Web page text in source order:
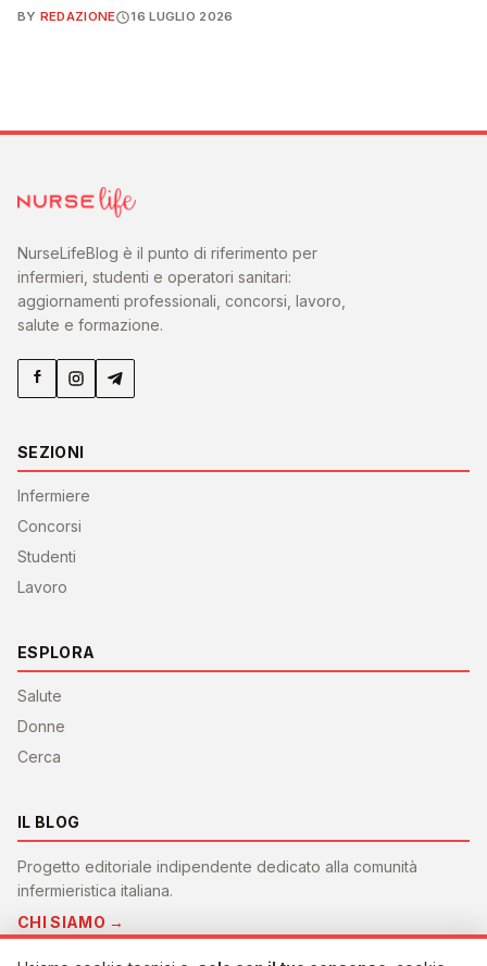
BY REDAZIONE 16 LUGLIO 2026
NurseLifeBlog è il punto di riferimento per
infermieri, studenti e operatori sanitari:
aggiornamenti professionali, concorsi, lavoro,
salute e formazione.
SEZIONI
Infermiere
Concorsi
Studenti
Lavoro
ESPLORA
Salute
Donne
Cerca
IL BLOG
Progetto editoriale indipendente dedicato alla comunità
infermieristica italiana.
CHI SIAMO →